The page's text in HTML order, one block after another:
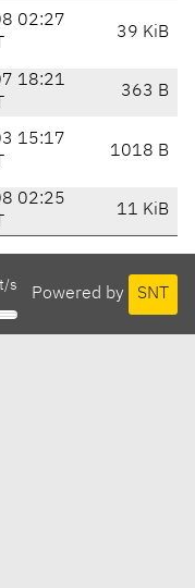
02:27
39 KiB
18:21
363 B
15:17
1018 B
02:25
11 KiB
Powered by SNT
s